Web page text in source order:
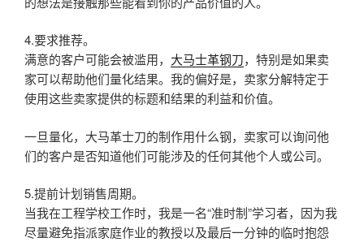
4.要求推荐。
满意的客户可能会被滥用， 大马士革钢刀，特别是如果卖
家可以帮助他们量化结果。我的偏好是，卖家分解特定于
使用这些卖家提供的标题和结果的利益和价值。
一旦量化，大马革士刀的制作用什么钢，卖家可以询问他
们的客户是否知道他们可能涉及的任何其他个人或公司。
5.提前计划销售周期。
当我在工程学校工作时，我是一名“准时制”学习者，因为我
尽量避免指派家庭作业的教授以及最后一分钟的临时抱怨